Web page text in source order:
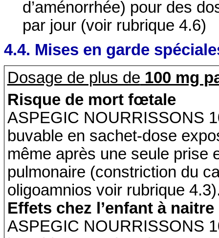
d’aménorrhée) pour des
par jour (voir rubrique 4.6)
4.4. Mises en garde
Dosage de plus de 100 mg
Risque de mort fœtale
ASPEGIC NOURRISSONS
buvable en sachet-dose
même après une seule prise
pulmonaire (constriction du
oligoamnios voir rubrique
Effets chez l’enfant à naitre
ASPEGIC NOURRISSONS